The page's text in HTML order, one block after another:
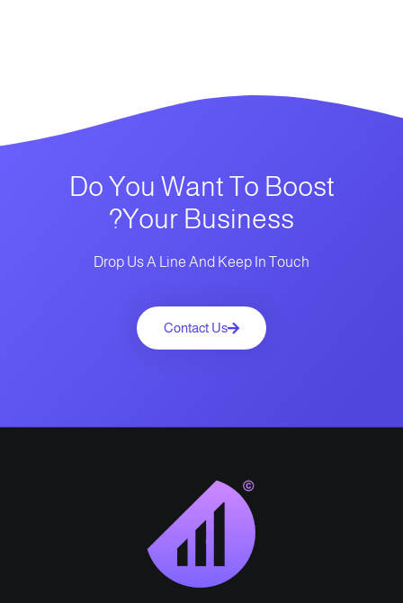
Do You Want To Boost
Your Business?
Drop Us A Line And Keep In Touch
Contact Us